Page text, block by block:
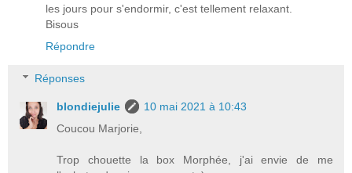
les jours pour s'endormir, c'est tellement relaxant.
Bisous
Répondre
Réponses
blondiejulie
10 mai 2021 à 10:43
Coucou Marjorie,
Trop chouette la box Morphée, j'ai envie de me